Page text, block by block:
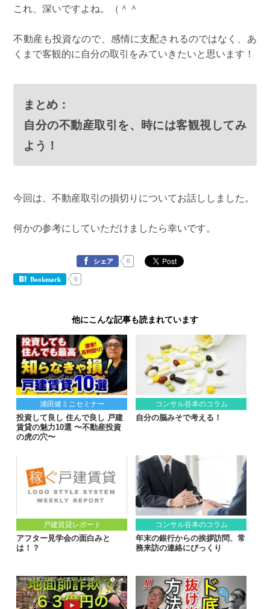
これ、深いですよね。（＾＾
不動産も投資なので、感情に支配されるのではなく、あ
くまで客観的に自分の取引をみていきたいと思います！
まとめ：
自分の不動産取引を、時には客観視してみ
よう！
今回は、不動産取引の損切りについてお話ししました。
何かの参考にしていただけましたら幸いです。
シェア 0
Bookmark 0
他にこんな記事も読まれています
浦田健ミニセミナー
投資して良し 住んで良し 戸建
賃貸の魅力10選 〜不動産投資
の虎の穴〜
コンサル谷本のコラム
自分の脳みそで考える！
戸建賃貸レポート
アフター見学会の面白みと
は！？
コンサル谷本のコラム
年末の銀行からの挨拶訪問、常
務来訪の連絡にびっくり